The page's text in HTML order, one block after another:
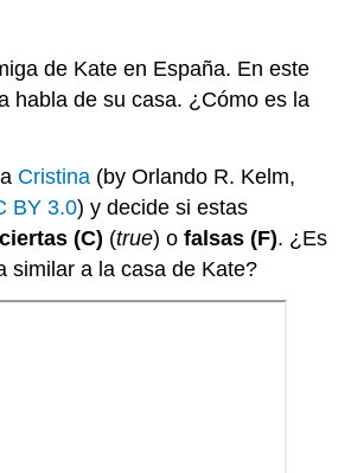
de Kate en España. En este
habla de su casa. ¿Cómo es la
Cristina (by Orlando R. Kelm,
BY 3.0) y decide si estas
ciertas (C) (true) ofalsas (F). ¿Es
similar a la casa de Kate?